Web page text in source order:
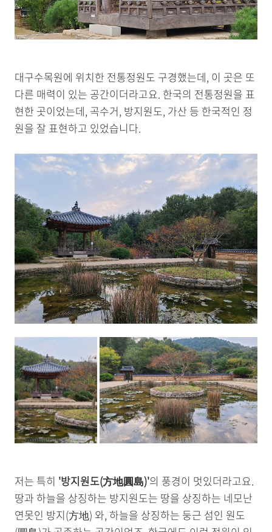
대구수목원에 위치한 전통정원도 구경했는데, 이 곳은 또
다른 매력이 있는 공간이더라고요. 한국의 전통정원을 표
현한 곳이었는데, 곡수거, 방지원도, 가산 등 한국적인 정
원을 잘 표현하고 있었습니다.
저는 특히 '방지원도(方地圓島)'의 풍경이 멋있더라고요.
땅과 하늘을 상징하는 방지원도는 땅을 상징하는 네모난
연못인 방지(方地) 와, 하늘을 상징하는 둥근 섬인 원도